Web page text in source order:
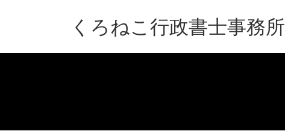
くろねこ行政書士事務所